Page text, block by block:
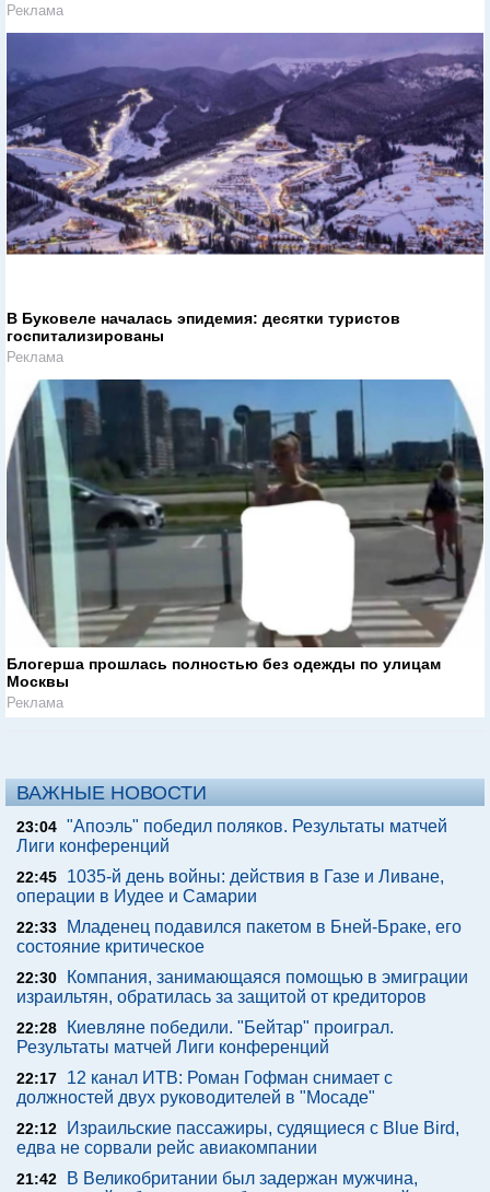
Реклама
В Буковеле началась эпидемия: десятки туристов
госпитализированы
Реклама
Блогерша прошлась полностью без одежды по улицам
Москвы
Реклама
ВАЖНЫЕ НОВОСТИ
23:04 "Апоэль" победил поляков. Результаты матчей
Лиги конференций
22:45
1035-й день войны: действия в Газе и Ливане,
операции в Иудее и Самарии
22:33
Младенец подавился пакетом в Бней-Браке, его
состояние критическое
22:30
Компания, занимающаяся помощью в эмиграции
израильтян, обратилась за защитой от кредиторов
22:28
Киевляне победили. "Бейтар" проиграл.
Результаты матчей Лиги конференций
22:17
12 канал ИТВ: Роман Гофман снимает с
должностей двух руководителей в "Мосаде"
22:12
Израильские пассажиры, судящиеся с Blue Bird,
едва не сорвали рейс авиакомпании
21:42
В Великобритании был задержан мужчина,